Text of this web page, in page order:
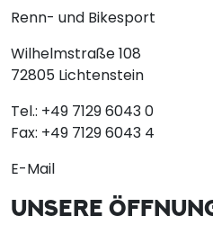
Renn- und Bikesport
Wilhelmstraße 108
72805 Lichtenstein
Tel.: +49 7129 6043 0
Fax: +49 7129 6043 4
E-Mail
UNSERE